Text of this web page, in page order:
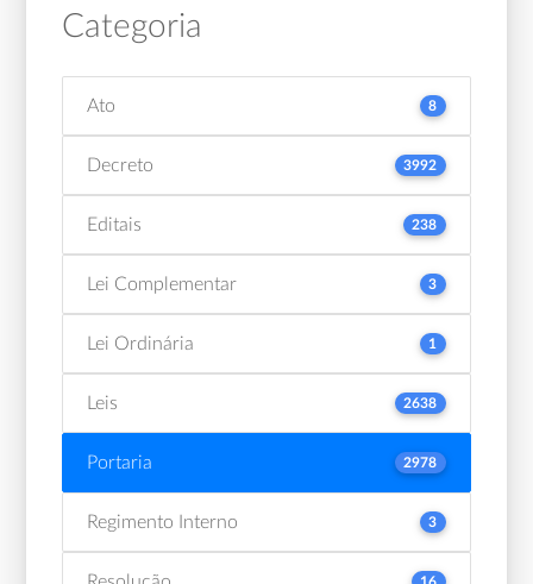
Categoria
Ato 8
Decreto 3992
Editais 238
Lei Complementar 3
Lei Ordinária 1
Leis 2638
Portaria 2978
Regimento Interno 3